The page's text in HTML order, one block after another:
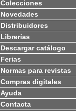
Colecciones
Novedades
Distribuidores
Librerías
Descargar catálogo
Ferias
Normas para revistas
Compras digitales
Ayuda
Contacta